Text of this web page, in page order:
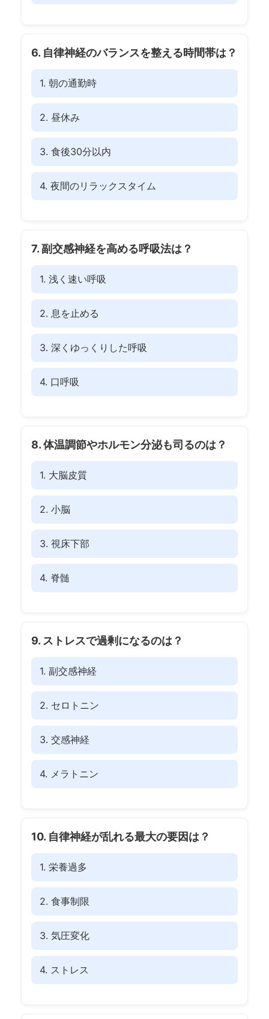
6. 自律神経のバランスを整える時間帯は？
1. 朝の通勤時
2. 昼休み
3. 食後30分以内
4. 夜間のリラックスタイム
7. 副交感神経を高める呼吸法は？
1. 浅く速い呼吸
2. 息を止める
3. 深くゆっくりした呼吸
4. 口呼吸
8. 体温調節やホルモン分泌も司るのは？
1. 大脳皮質
2. 小脳
3. 視床下部
4. 脊髄
9. ストレスで過剰になるのは？
1. 副交感神経
2. セロトニン
3. 交感神経
4. メラトニン
10. 自律神経が乱れる最大の要因は？
1. 栄養過多
2. 食事制限
3. 気圧変化
4. ストレス